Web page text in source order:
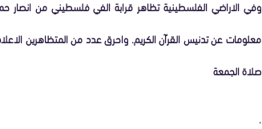
وفي الاراضي الفلسطينية تظاهر قرابة الفي فلسطيني من
صلاة الجمعة
.